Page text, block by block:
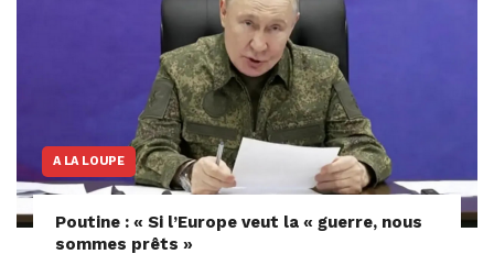
A LA LOUPE
Poutine : « Si l’Europe veut la « guerre, nous
sommes prêts »